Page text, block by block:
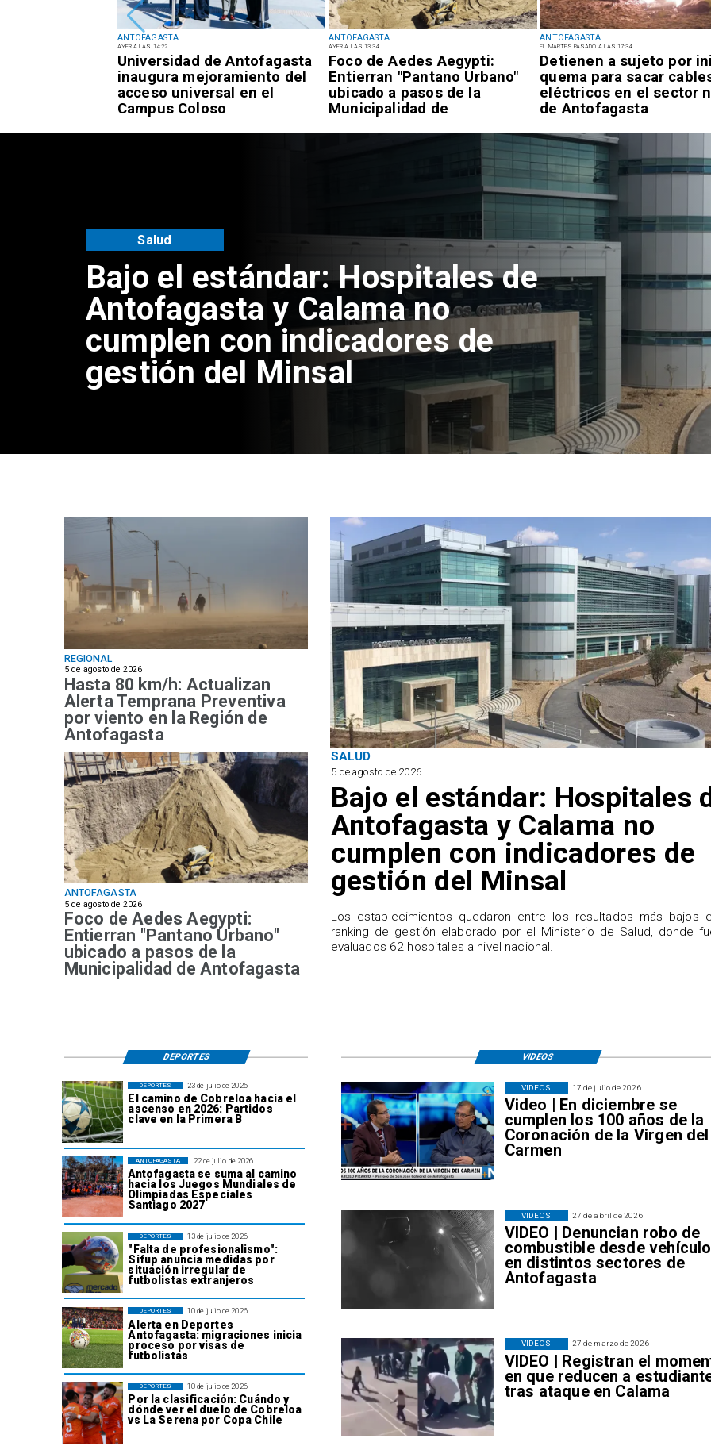
ANTOFAGASTA
AYER A LAS 14:22
Universidad de Antofagasta
inaugura mejoramiento del
acceso universal en el
Campus Coloso
ANTOFAGASTA
AYER A LAS 13:34
Foco de Aedes Aegypti:
Entierran "Pantano Urbano"
ubicado a pasos de la
Municipalidad de
ANTOFAGASTA
EL MARTES PASADO A LAS 17:34
Detienen a sujeto por
quema para sacar
eléctricos en el sector
de Antofagasta
Bajo el estándar: Hospitales de
Antofagasta y Calama no
cumplen con indicadores de
gestión del Minsal
Salud
REGIONAL
5 de agosto de 2026
Hasta 80 km/h: Actualizan
Alerta Temprana Preventiva
por viento en la Región de
Antofagasta
SALUD
5 de agosto de 2026
Bajo el estándar: Hospitales
Antofagasta y Calama no
cumplen con indicadores de
gestión del Minsal
Los establecimientos quedaron entre los resultados más bajos
ranking de gestión elaborado por el Ministerio de Salud, donde
evaluados 62 hospitales a nivel nacional.
ANTOFAGASTA
5 de agosto de 2026
Foco de Aedes Aegypti:
Entierran "Pantano Urbano"
ubicado a pasos de la
Municipalidad de Antofagasta
23 de julio de 2026
El camino de Cobreloa hacia el
ascenso en 2026: Partidos
clave en la Primera B
DEPORTES
22 de julio de 2026
Antofagasta se suma al camino
hacia los Juegos Mundiales de
Olimpiadas Especiales
Santiago 2027
ANTOFAGASTA
13 de julio de 2026
"Falta de profesionalismo":
Sifup anuncia medidas por
situación irregular de
futbolistas extranjeros
DEPORTES
10 de julio de 2026
Alerta en Deportes
Antofagasta: migraciones inicia
proceso por visas de
futbolistas
DEPORTES
10 de julio de 2026
Por la clasificación: Cuándo y
dónde ver el duelo de Cobreloa
vs La Serena por Copa Chile
DEPORTES
17 de julio de 2026
Video | En diciembre se
cumplen los 100 años de la
Coronación de la Virgen del
Carmen
VIDEOS
27 de abril de 2026
VIDEO | Denuncian robo de
combustible desde
en distintos sectores de
Antofagasta
VIDEOS
27 de marzo de 2026
VIDEO | Registran el
en que reducen a
tras ataque en Calama
VIDEOS
VIDEOS
DEPORTES